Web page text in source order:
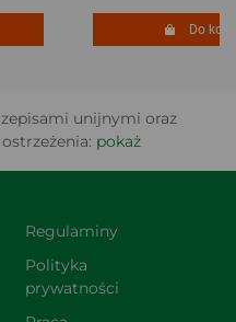
Do
unijnymi oraz
pokaż
Regulaminy
Polityka
prywatności